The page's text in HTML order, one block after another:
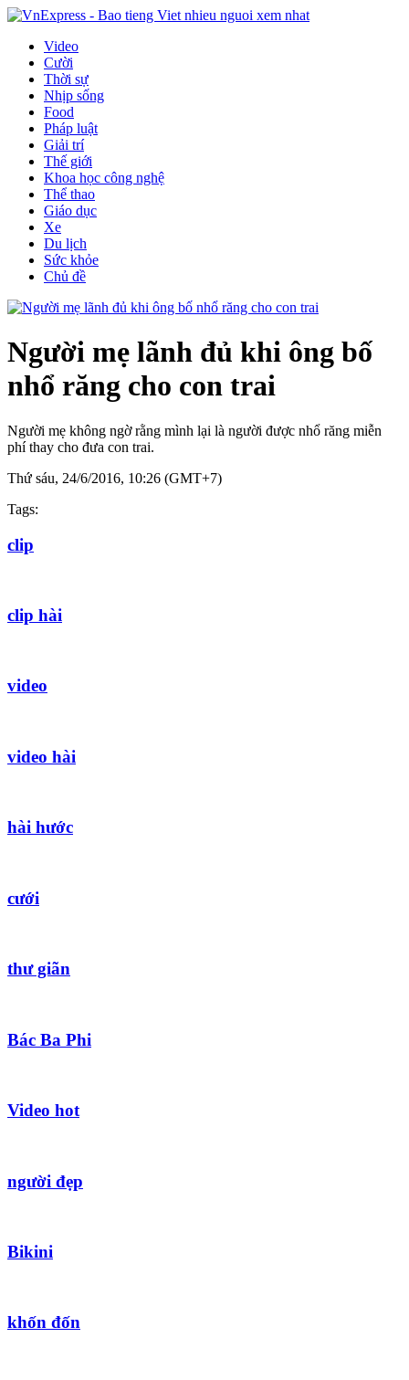
Video
Cười
Thời sự
Nhịp sống
Food
Pháp luật
Giải trí
Thế giới
Khoa học công nghệ
Thể thao
Giáo dục
Xe
Du lịch
Sức khỏe
Chủ đề
Người mẹ lãnh đủ khi ông bố
nhổ răng cho con trai
Người mẹ không ngờ rằng mình lại là người được nhổ răng miễn
phí thay cho đưa con trai.
Thứ sáu, 24/6/2016, 10:26 (GMT+7)
Tags:
clip
clip hài
video
video hài
hài hước
cưới
thư giãn
Bác Ba Phi
Video hot
người đẹp
Bikini
khốn đốn